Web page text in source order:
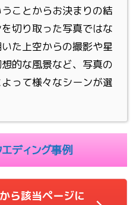
ことからお決まりの結
切り取った写真ではな
た上空からの撮影や星
的な風景など、写真の
って様々なシーンが選
ディング事例
ら該当ページに